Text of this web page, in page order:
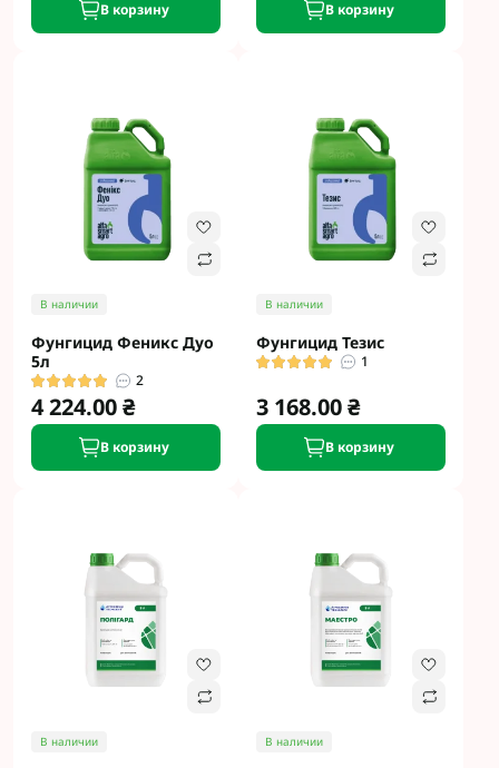
В корзину В корзину
В наличии
Фунгицид Феникс Дуо
5л
2
4 224.00 ₴
В корзину
В наличии
Фунгицид Тезис
1
3 168.00 ₴
В корзину
В наличии В наличии